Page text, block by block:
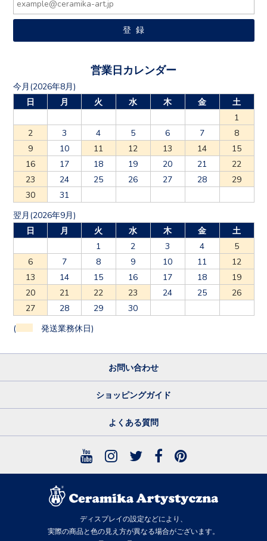
営業日カレンダー
今月(2026年8月)
日
月 火 水 木 金
土
1
2
3 4 5 6 7
8
9
10 11 12 13 14
15
16
17 18 19 20 21
22
23
24 25 26 27 28
29
30
31
翌月(2026年9月)
日
月 火 水 木 金
土
1
2 3 4
5
6
7 8 9 10 11
12
13
14 15 16 17 18
19
20
21 22 23 24 25
26
27
28 29 30
( 発送業務休日)
お問い合わせ
ショッピングガイド
よくある質問
ディスプレイの設定などにより、
実際の商品と色の見え方が異なる場合がございます。